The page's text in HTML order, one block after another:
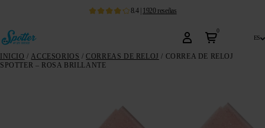
8.4| 1920 reseñas
0
es
INICIO / ACCESORIOS /CORREAS DE RELOJ / CORREA DE RELOJ
SPOTTER – ROSA BRILLANTE